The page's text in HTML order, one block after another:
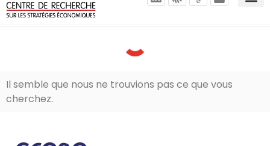
Il semble que nous ne trouvions pas ce que vous
cherchez.